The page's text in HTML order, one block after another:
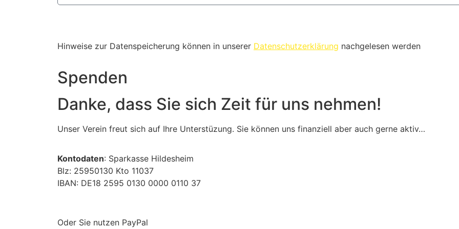
Hinweise zur Datenspeicherung können in unserer Datenschutzerklärung nachgelesen werden
Spenden
Danke, dass Sie sich Zeit für uns nehmen!
Unser Verein freut sich auf Ihre Unterstüzung. Sie können uns finanziell aber auch gerne aktiv…
Kontodaten: Sparkasse Hildesheim
Blz: 25950130 Kto 11037
IBAN: DE18 2595 0130 0000 0110 37
Oder Sie nutzen PayPal